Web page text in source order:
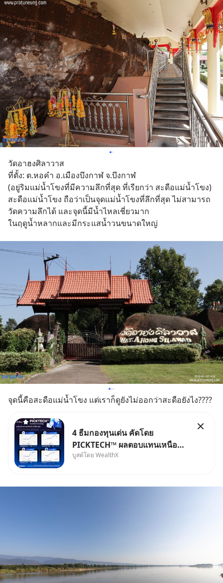
วัดอาฮงศิลาวาส
ที่ตั้ง: ต.หอคำ อ.เมืองบึงกาฬ จ.บึงกาฬ
(อยู่ริมแม่น้ำโขงที่มีความลึกที่สุด ที่เรียกว่า สะดือแม่น้ำโขง)
สะดือแม่น้ำโขง ถือว่าเป็นจุดแม่น้ำโขงที่ลึกที่สุด ไม่สามารถ
วัดความลึกได้ และจุดนี้มีน้ำไหลเชี่ยวมาก
ในฤดูน้ำหลากและมีกระแสน้ำวนขนาดใหญ่
จุดนี้คือสะดือแม่น้ำโขง แต่เราก็ดูยังไม่ออกว่าสะดือยังไง????
4 ธีมกองทุนเด่น คัดโดย
PICKTECH™ ผลตอบแทนเหนือค่า
เฉลี่ยกลุ่ม ถ้าอยากค้นหากองทุนที่
บูสต์โดย WealthX